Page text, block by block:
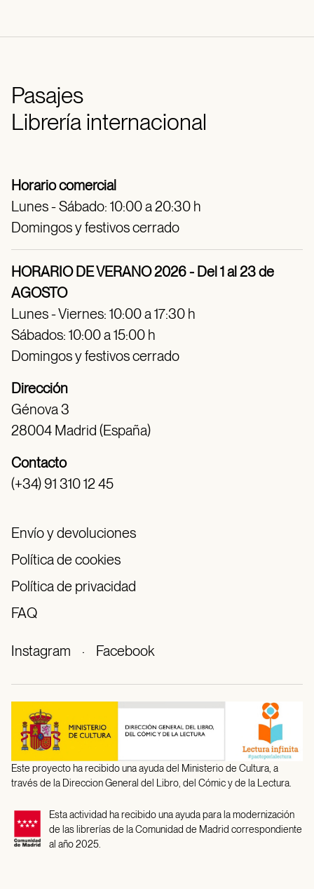
Pasajes
Librería internacional
Horario comercial
Lunes - Sábado: 10:00 a 20:30 h
Domingos y festivos cerrado
HORARIO DE VERANO 2026 - Del 1 al 23 de
AGOSTO
Lunes - Viernes: 10:00 a 17:30 h
Sábados: 10:00 a 15:00 h
Domingos y festivos cerrado
Dirección
Génova 3
28004 Madrid (España)
Contacto
(+34) 91 310 12 45
Envío y devoluciones
Política de cookies
Política de privacidad
FAQ
Instagram · Facebook
Este proyecto ha recibido una ayuda del Ministerio de Cultura, a
través de la Direccion General del Libro, del Cómic y de la Lectura.
Esta actividad ha recibido una ayuda para la modernización
de las librerías de la Comunidad de Madrid correspondiente
al año 2025.